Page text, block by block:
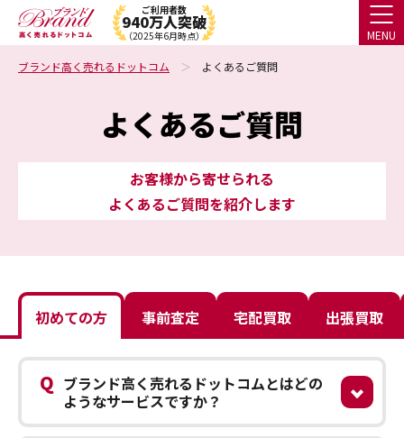
ご利用者数
940万人突破
（2025年6月時点） MENU
ブランド高く売れるドットコム よくあるご質問
よくあるご質問
お客様から寄せられる
よくあるご質問を紹介します
初めての方 事前査定 宅配買取 出張買取
Q ブランド高く売れるドットコムとはどの
ようなサービスですか？